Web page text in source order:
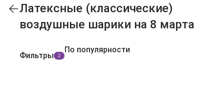
Латексные (классические)
воздушные шарики на 8 марта
Фильтры 2
По популярности